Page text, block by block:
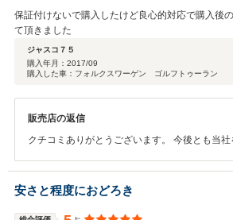
保証付けないで購入したけど良心的対応で購入後
て頂きました
ジャスコ７５
購入年月： 2017/09
購入した車：フォルクスワーゲン ゴルフトゥーラン
販売店の返信
クチコミありがとうございます。 今後とも当社
安さと程度におどろき